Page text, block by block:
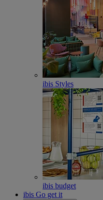
ibis Styles
ibis budget
ibis Go get it